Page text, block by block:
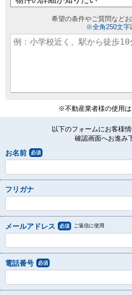
希望の条件やご質問などお
※全角250文字
※不動産業者様の使用
以下のフォームにお客様情
確認画面へお進み
お名前 必須
フリガナ
メールアドレス 必須 ご返信に使用
電話番号 必須